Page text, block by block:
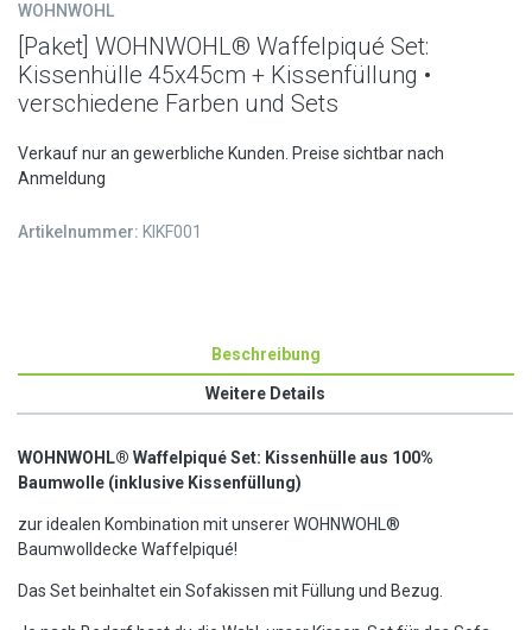
WOHNWOHL
[Paket] WOHNWOHL® Waffelpiqué Set:
Kissenhülle 45x45cm + Kissenfüllung •
verschiedene Farben und Sets
Verkauf nur an gewerbliche Kunden. Preise sichtbar nach
Anmeldung
Artikelnummer: KIKF001
Beschreibung
Weitere Details
WOHNWOHL® Waffelpiqué Set: Kissenhülle aus 100%
Baumwolle (inklusive Kissenfüllung)
zur idealen Kombination mit unserer WOHNWOHL®
Baumwolldecke Waffelpiqué!
Das Set beinhaltet ein Sofakissen mit Füllung und Bezug.